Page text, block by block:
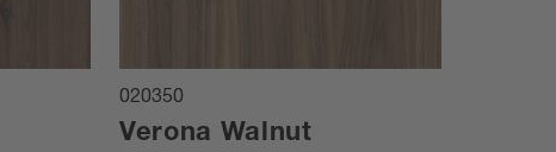
020350
Verona Walnut